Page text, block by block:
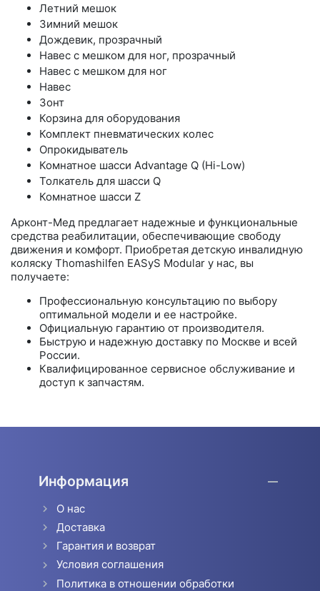
Летний мешок
Зимний мешок
Дождевик, прозрачный
Навес с мешком для ног, прозрачный
Навес с мешком для ног
Навес
Зонт
Корзина для оборудования
Комплект пневматических колес
Опрокидыватель
Комнатное шасси Advantage Q (Hi-Low)
Толкатель для шасси Q
Комнатное шасси Z
Арконт-Мед предлагает надежные и функциональные
средства реабилитации, обеспечивающие свободу
движения и комфорт. Приобретая детскую инвалидную
коляску Thomashilfen EASyS Modular у нас, вы
получаете:
Профессиональную консультацию по выбору
оптимальной модели и ее настройке.
Официальную гарантию от производителя.
Быструю и надежную доставку по Москве и всей
России.
Квалифицированное сервисное обслуживание и
доступ к запчастям.
Информация
О нас
Доставка
Гарантия и возврат
Условия соглашения
Политика в отношении обработки